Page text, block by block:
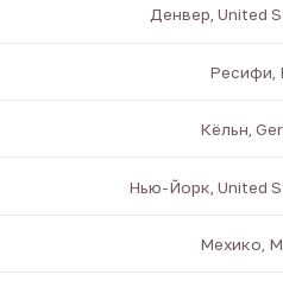
Денвер, United
Ресифи,
Кёльн,
Нью-Йорк, United
Мехико,